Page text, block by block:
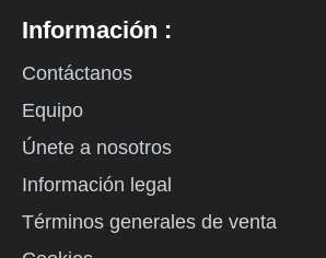
Información :
Contáctanos
Equipo
Únete a nosotros
Información legal
Términos generales de venta